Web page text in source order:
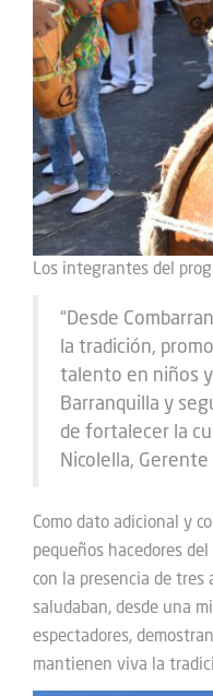
Los integrantes del
“Desde
la tradición,
talento en niños
Barranquilla y
de fortalecer la
Nicolella,
Como dato adicional y
pequeños hacedores
con la presencia de
saludaban, desde una
espectadores,
mantienen viva la